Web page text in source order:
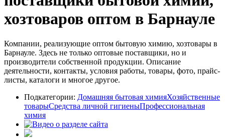
хозтоваров оптом в Барнауле
Компании, реализующие оптом бытовую химию, хозтовары в
Барнауле. Здесь не только оптовые поставщики, но и
производители собственной продукции. Описание
деятельности, контакты, условия работы, товары, фото, прайс-
листы, каталоги и многое другое.
Подкатегории: Домашняя бытовая химияХозяйственные
товарыСредства личной гигиеныПрофессиональная
химия